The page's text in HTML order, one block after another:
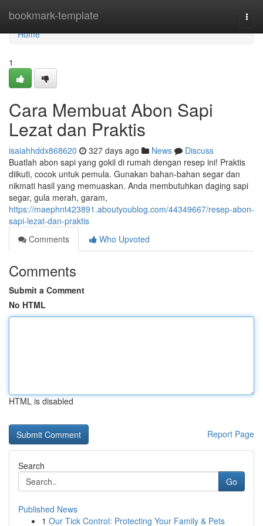
bookmark-template
Home
Home
1
Cara Membuat Abon Sapi
Lezat dan Praktis
isaiahhddx868620 327 days ago News
Discuss
Buatlah abon sapi yang gokil di rumah dengan resep ini! Praktis
diikuti, cocok untuk pemula. Gunakan bahan-bahan segar dan
nikmati hasil yang memuaskan. Anda membutuhkan daging sapi
segar, gula merah, garam,
https://maephnt423891.aboutyoublog.com/44349667/resep-abon-
sapi-lezat-dan-praktis
Comments
Who Upvoted
Comments
Submit a Comment
No HTML
HTML is disabled
Report Page
Search
Go
Published News
1 Our Tick Control: Protecting Your Family & Pets